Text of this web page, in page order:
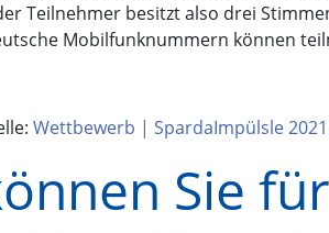
Teilnehmer besitzt also drei
Mobilfunknummern können
Wettbewerb | SpardaImpülsle
Sie